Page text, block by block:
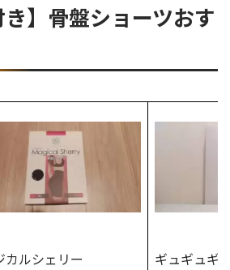
き】骨盤ショーツおす
カルシェリー ギュギュギ